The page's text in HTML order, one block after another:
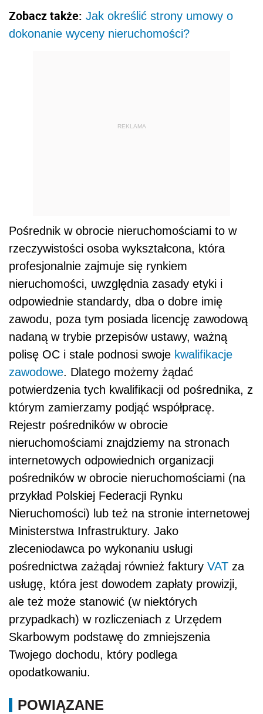
Zobacz także: Jak określić strony umowy o
dokonanie wyceny nieruchomości?
REKLAMA
Pośrednik w obrocie nieruchomościami to w
rzeczywistości osoba wykształcona, która
profesjonalnie zajmuje się rynkiem
nieruchomości, uwzględnia zasady etyki i
odpowiednie standardy, dba o dobre imię
zawodu, poza tym posiada licencję zawodową
nadaną w trybie przepisów ustawy, ważną
polisę OC i stale podnosi swoje kwalifikacje
zawodowe. Dlatego możemy żądać
potwierdzenia tych kwalifikacji od pośrednika, z
którym zamierzamy podjąć współpracę.
Rejestr pośredników w obrocie
nieruchomościami znajdziemy na stronach
internetowych odpowiednich organizacji
pośredników w obrocie nieruchomościami (na
przykład Polskiej Federacji Rynku
Nieruchomości) lub też na stronie internetowej
Ministerstwa Infrastruktury. Jako
zleceniodawca po wykonaniu usługi
pośrednictwa zażądaj również faktury VAT za
usługę, która jest dowodem zapłaty prowizji,
ale też może stanowić (w niektórych
przypadkach) w rozliczeniach z Urzędem
Skarbowym podstawę do zmniejszenia
Twojego dochodu, który podlega
opodatkowaniu.
POWIĄZANE